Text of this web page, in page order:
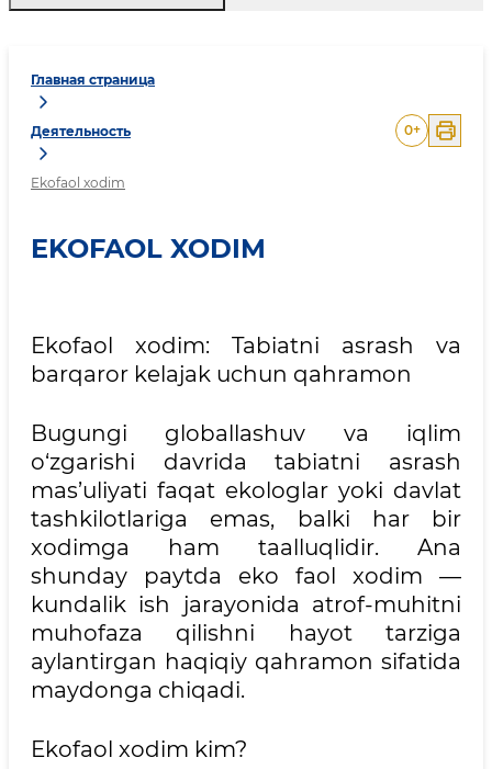
Главная страница
Деятельность
Ekofaol xodim
0+
EKOFAOL XODIM
Ekofaol xodim: Tabiatni asrash va
barqaror kelajak uchun qahramon
Bugungi globallashuv va iqlim
o‘zgarishi davrida tabiatni asrash
mas’uliyati faqat ekologlar yoki davlat
tashkilotlariga emas, balki har bir
xodimga ham taalluqlidir. Ana
shunday paytda eko faol xodim —
kundalik ish jarayonida atrof-muhitni
muhofaza qilishni hayot tarziga
aylantirgan haqiqiy qahramon sifatida
maydonga chiqadi.
Ekofaol xodim kim?